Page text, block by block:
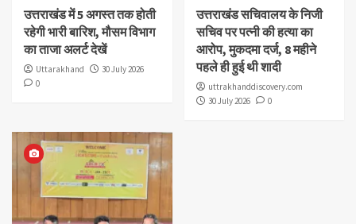
उत्तराखंड में 5 अगस्त तक होती
रहेगी भारी बारिश, मौसम विभाग
का ताजा अलर्ट देखें
Uttarakhand
30 July 2026
0
उत्तराखंड सचिवालय के निजी
सचिव पर पत्नी की हत्या का
आरोप, मुकदमा दर्ज, 8 महीने
पहले ही हुई थी शादी
uttrakhanddiscovery.com
30 July 2026
0